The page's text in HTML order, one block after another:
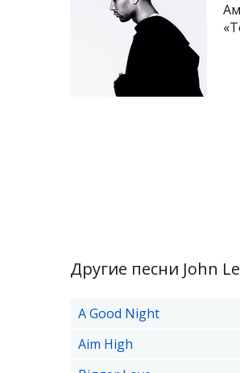
Другие песни John
A Good Night
Aim High